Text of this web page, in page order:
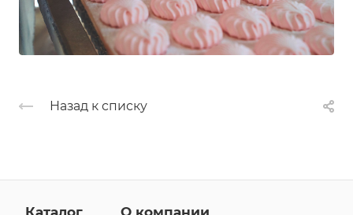
Назад к списку
Каталог О компании